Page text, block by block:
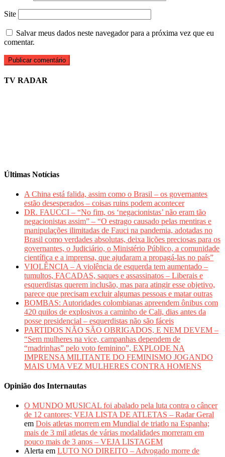
Site
Salvar meus dados neste navegador para a próxima vez que eu
comentar.
TV RADAR
Últimas Notícias
A China está falida, assim como o Brasil – os governantes
estão desesperados – coisas ruins podem acontecer
DR. FAUCCI – “No fim, os ‘negacionistas’ não eram tão
negacionistas assim” – “O estrago causado pelas mentiras e
manipulações ilimitadas de Fauci na pandemia, adotadas no
Brasil como verdades absolutas, deixa lições preciosas para os
governantes, o Judiciário, o Ministério Público, a comunidade
científica e a imprensa, que ajudaram a propagá-las no país”
VIOLÊNCIA – A violência de esquerda tem aumentado –
tumultos, FACADAS, saques e assassinatos – Liberais e
esquerdistas querem inclusão, mas para atingir esse objetivo,
parece que precisam excluir algumas pessoas e matar outras
BOMBAS: Autoridades colombianas apreendem ônibus com
420 quilos de explosivos a caminho de Cali, dias antes da
posse presidencial – esquerdistas não são fáceis
PARTIDOS NÃO SÃO OBRIGADOS, E NEM DEVEM –
“Sem mulheres na vice, campanhas dependem de
“madrinhas” pelo voto feminino”, EXPLODE NA
IMPRENSA MILITANTE DO FEMINISMO JOGANDO
MAIS UMA VEZ MULHERES CONTRA HOMENS
Opinião dos Internautas
O MUNDO MUSICAL foi abalado pela luta contra o câncer
de 12 cantores; VEJA LISTA DE ATLETAS – Radar Geral
em Dois atletas morrem em Mundial de triatlo na Espanha;
mais de 3 mil atletas de várias modalidades morreram em
pouco mais de 3 anos – VEJA LISTAGEM
Alerta em LUTO NO DIREITO – Advogado morre de